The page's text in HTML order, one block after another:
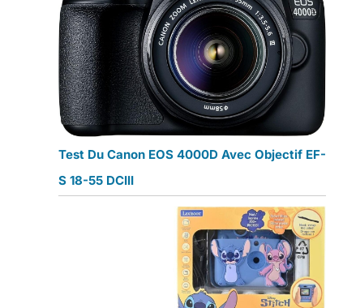
Test Du Canon EOS 4000D Avec Objectif EF-
S 18-55 DCIII